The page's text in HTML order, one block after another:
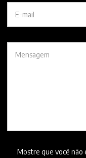
Mostre que você não